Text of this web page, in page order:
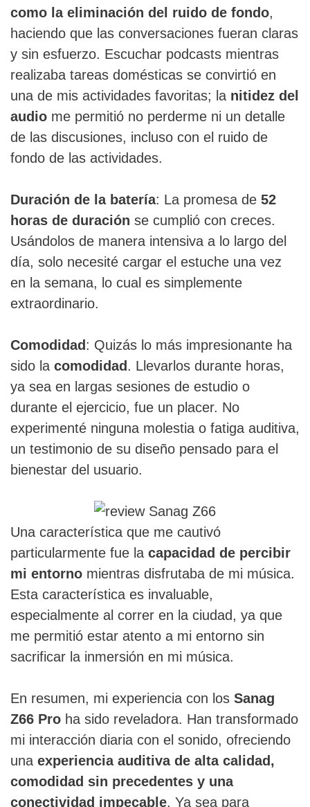
como la eliminación del ruido de fondo,
haciendo que las conversaciones fueran claras
y sin esfuerzo. Escuchar podcasts mientras
realizaba tareas domésticas se convirtió en
una de mis actividades favoritas; la nitidez del
audio me permitió no perderme ni un detalle
de las discusiones, incluso con el ruido de
fondo de las actividades.
Duración de la batería: La promesa de 52
horas de duración se cumplió con creces.
Usándolos de manera intensiva a lo largo del
día, solo necesité cargar el estuche una vez
en la semana, lo cual es simplemente
extraordinario.
Comodidad : Quizás lo más impresionante ha
sido la comodidad . Llevarlos durante horas,
ya sea en largas sesiones de estudio o
durante el ejercicio, fue un placer. No
experimenté ninguna molestia o fatiga auditiva,
un testimonio de su diseño pensado para el
bienestar del usuario.
Una característica que me cautivó
particularmente fue la capacidad de percibir
mi entorno mientras disfrutaba de mi música.
Esta característica es invaluable,
especialmente al correr en la ciudad, ya que
me permitió estar atento a mi entorno sin
sacrificar la inmersión en mi música.
En resumen, mi experiencia con los Sanag
Z66 Pro ha sido reveladora. Han transformado
mi interacción diaria con el sonido, ofreciendo
una experiencia auditiva de alta calidad,
comodidad sin precedentes y una
conectividad impecable. Ya sea para